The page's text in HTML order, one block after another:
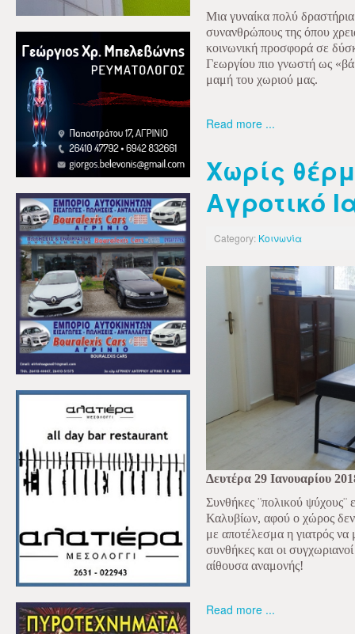
Μια γυναίκα πολύ
συνανθρώπους της όπου
κοινωνική προσφορά σε
Γεωργίου πιο γνωστή ως
μαμή του χωριού μας.
Read more ...
Χωρίς
Αγροτικό
Category: Κοινωνία
Δευτέρα 29 Ιανουαρίου
Συνθήκες ¨πολικού ψύχους¨
Καλυβίων, αφού ο χώρος δεν
με αποτέλεσμα η γιατρός να
συνθήκες και οι
αίθουσα αναμονής!
Read more ...